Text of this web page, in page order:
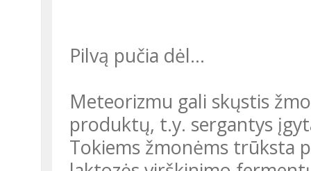
Pilvą pučia dėl...
Meteorizmu gali skųstis
produktų, t.y. sergantys
Tokiems žmonėms trūksta